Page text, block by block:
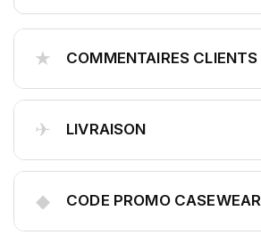
★ COMMENTAIRES CLIENTS
✈ LIVRAISON
◆ CODE PROMO CASEWEAR